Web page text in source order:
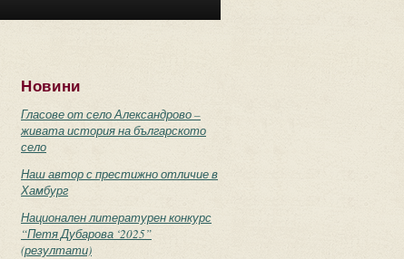
Новини
Гласове от село Александрово –
живата история на българското
село
Наш автор с престижно отличие в
Хамбург
Национален литературен конкурс
“Петя Дубарова ‘2025”
(резултати)